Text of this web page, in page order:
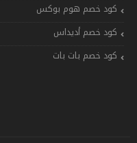
كود خصم هوم بوكس
كود خصم أديداس
كود خصم بات بات